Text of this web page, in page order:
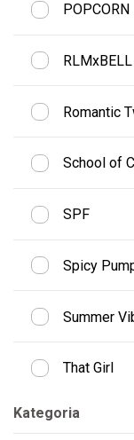
POPCORN
RLMxBELL
Romantic
School of
SPF
Spicy
Summer
That Girl
Kategoria